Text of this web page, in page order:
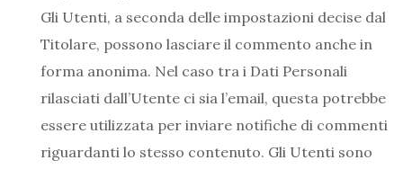
Gli Utenti, a seconda delle impostazioni decise dal
Titolare, possono lasciare il commento anche in
forma anonima. Nel caso tra i Dati Personali
rilasciati dall’Utente ci sia l’email, questa potrebbe
essere utilizzata per inviare notifiche di commenti
riguardanti lo stesso contenuto. Gli Utenti sono